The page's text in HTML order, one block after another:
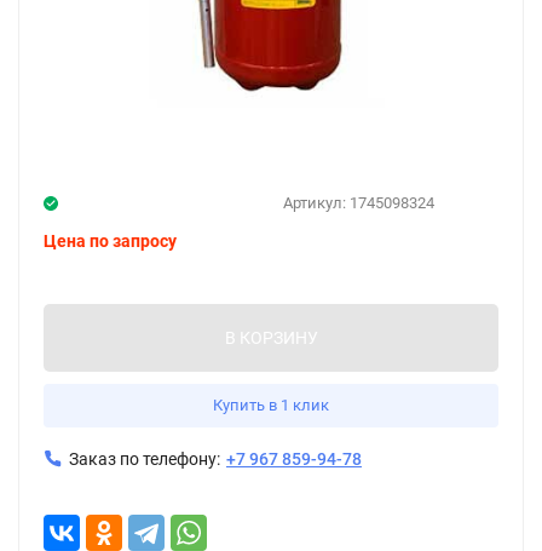
Артикул: 1745098324
Цена по запросу
В КОРЗИНУ
Купить в 1 клик
Заказ по телефону: +7 967 859-94-78